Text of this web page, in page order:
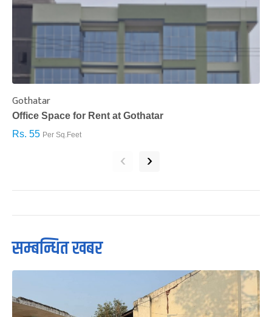
Gothatar
Office Space for Rent at Gothatar
Rs. 55 Per Sq.Feet
‹ ›
सम्बन्धित खबर